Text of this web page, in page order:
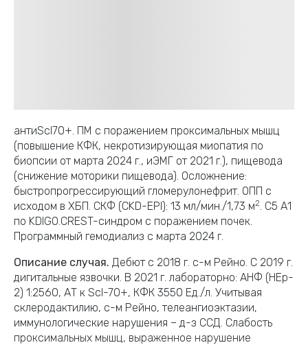
антиScl70+. ПМ с поражением проксимальных мышц
(повышение КФК, некротизирующая миопатия по
биопсии от марта 2024 г., иЭМГ от 2021 г.), пищевода
(снижение моторики пищевода). Осложнение:
быстропрогрессирующий гломерулонефрит. ОПП с
исходом в ХБП. СКФ (CKD-EPI): 13 мл/мин./1,73 м2
. C5 А1
по KDIGO.CREST-синдром с поражением почек.
Программный гемодиализ с марта 2024 г.
Описание случая. Дебют с 2018 г. с-м Рейно. С 2019 г.
дигитальные язвочки. В 2021 г. лабораторно: АНФ (HEp-
2) 1:2560, АТ к Scl-70+, КФК 3550 Ед./л. Учитывая
склеродактилию, с-м Рейно, телеангиоэктазии,
иммунологические нарушения – д-з ССД. Слабость
проксимальных мышц, выраженное нарушение